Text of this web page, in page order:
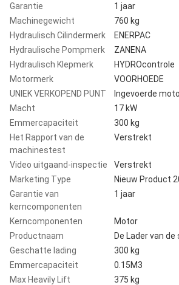
Garantie
1 jaar
Machinegewicht
760 kg
Hydraulisch Cilindermerk
ENERPAC
Hydraulische Pompmerk
ZANENA
Hydraulisch Klepmerk
HYDROcontrole
Motormerk
VOORHOEDE
UNIEK VERKOPEND PUNT
Ingevoerde
Macht
17 kW
Emmercapaciteit
300 kg
Het Rapport van de
machinestest
Verstrekt
Video uitgaand-inspectie
Verstrekt
Marketing Type
Nieuw Product
Garantie van
kerncomponenten
1 jaar
Kerncomponenten
Motor
Productnaam
De Lader van
Geschatte lading
300 kg
Emmercapaciteit
0.15M3
Max Heavily Lift
375 kg